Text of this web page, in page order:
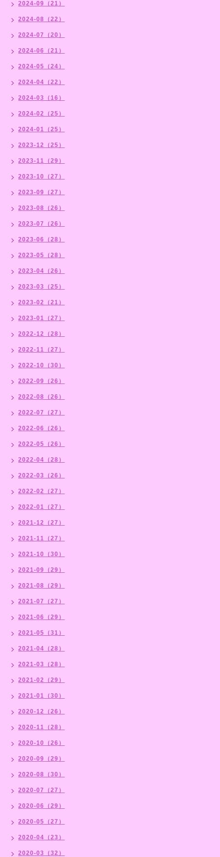
2024-09（21）
2024-08（22）
2024-07（20）
2024-06（21）
2024-05（24）
2024-04（22）
2024-03（16）
2024-02（25）
2024-01（25）
2023-12（25）
2023-11（29）
2023-10（27）
2023-09（27）
2023-08（26）
2023-07（26）
2023-06（28）
2023-05（28）
2023-04（26）
2023-03（25）
2023-02（21）
2023-01（27）
2022-12（28）
2022-11（27）
2022-10（30）
2022-09（26）
2022-08（26）
2022-07（27）
2022-06（26）
2022-05（26）
2022-04（28）
2022-03（26）
2022-02（27）
2022-01（27）
2021-12（27）
2021-11（27）
2021-10（30）
2021-09（29）
2021-08（29）
2021-07（27）
2021-06（29）
2021-05（31）
2021-04（28）
2021-03（28）
2021-02（29）
2021-01（30）
2020-12（26）
2020-11（28）
2020-10（26）
2020-09（29）
2020-08（30）
2020-07（27）
2020-06（29）
2020-05（27）
2020-04（23）
2020-03（32）